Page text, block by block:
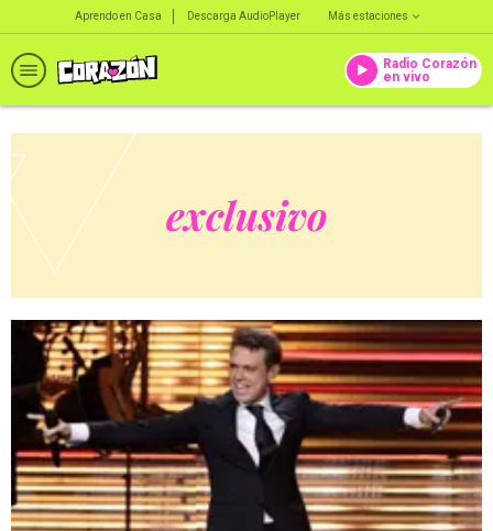
Aprendo en Casa Descarga AudioPlayer Más estaciones
Radio Corazón
en vivo
exclusivo